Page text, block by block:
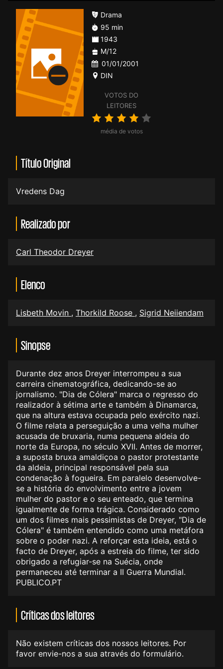
VOTOS DO
LEITORES
média de votos
Drama
95 min
1943
M/12
01/01/2001
DIN
Título Original
Vredens Dag
Realizado por
Carl Theodor Dreyer
Elenco
Lisbeth Movin , Thorkild Roose , Sigrid Neiiendam
Sinopse
Durante dez anos Dreyer interrompeu a sua
carreira cinematográfica, dedicando-se ao
jornalismo. "Dia de Cólera" marca o regresso do
realizador à sétima arte e também à Dinamarca,
que na altura estava ocupada pelo exército nazi.
O filme relata a perseguição a uma velha mulher
acusada de bruxaria, numa pequena aldeia do
norte da Europa, no século XVII. Antes de morrer,
a suposta bruxa amaldiçoa o pastor protestante
da aldeia, principal responsável pela sua
condenação à fogueira. Em paralelo desenvolve-
se a história do envolvimento entre a jovem
mulher do pastor e o seu enteado, que termina
igualmente de forma trágica. Considerado como
um dos filmes mais pessimistas de Dreyer, "Dia de
Cólera" é também entendido como uma metáfora
sobre o poder nazi. A reforçar esta ideia, está o
facto de Dreyer, após a estreia do filme, ter sido
obrigado a refugiar-se na Suécia, onde
permaneceu até terminar a II Guerra Mundial.
PUBLICO.PT
Críticas dos leitores
Não existem críticas dos nossos leitores. Por
favor envie-nos a sua através do formulário.